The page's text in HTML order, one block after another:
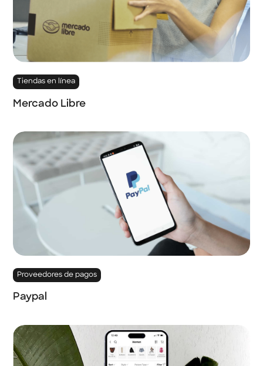
Tiendas en línea
Mercado Libre
Proveedores de pagos
Paypal